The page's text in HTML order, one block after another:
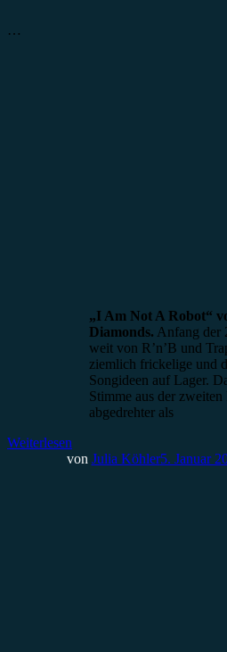
„I Am Not A Robot“
Diamonds. Anfang der
weit von R’n’B und
ziemlich frickelige und
Songideen auf Lager.
Stimme aus der
abgedrehter als
…
Weiterlesen
von Julia Köhler5. Januar